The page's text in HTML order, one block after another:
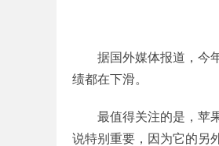
据国外媒体报道，今
绩都在下滑。
最值得关注的是，苹
说特别重要，因为它的另